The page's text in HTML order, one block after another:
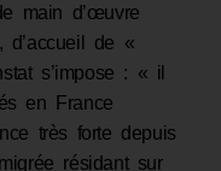
main d’œuvre
de «
s’impose : « il
en France
très forte depuis
résidant sur